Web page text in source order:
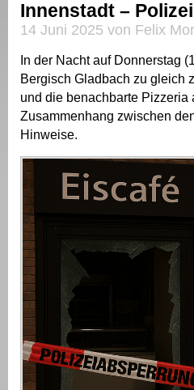
Innenstadt –
14 Juni 2025 von Felix
In der Nacht auf Donnerstag
Bergisch Gladbach zu gleich
und die benachbarte
Zusammenhang zwischen
Hinweise.